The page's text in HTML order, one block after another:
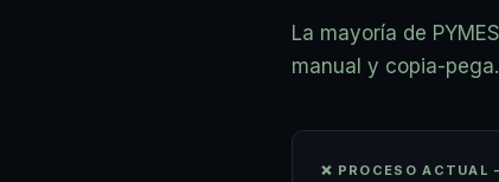
La mayoría de
manual y copia-
❌ PROCESO